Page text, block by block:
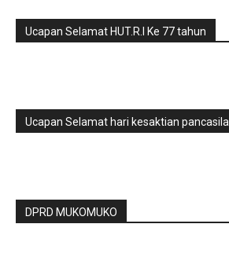
Ucapan Selamat HUT.R.I Ke 77 tahun
Ucapan Selamat hari kesaktian pancasila
DPRD MUKOMUKO